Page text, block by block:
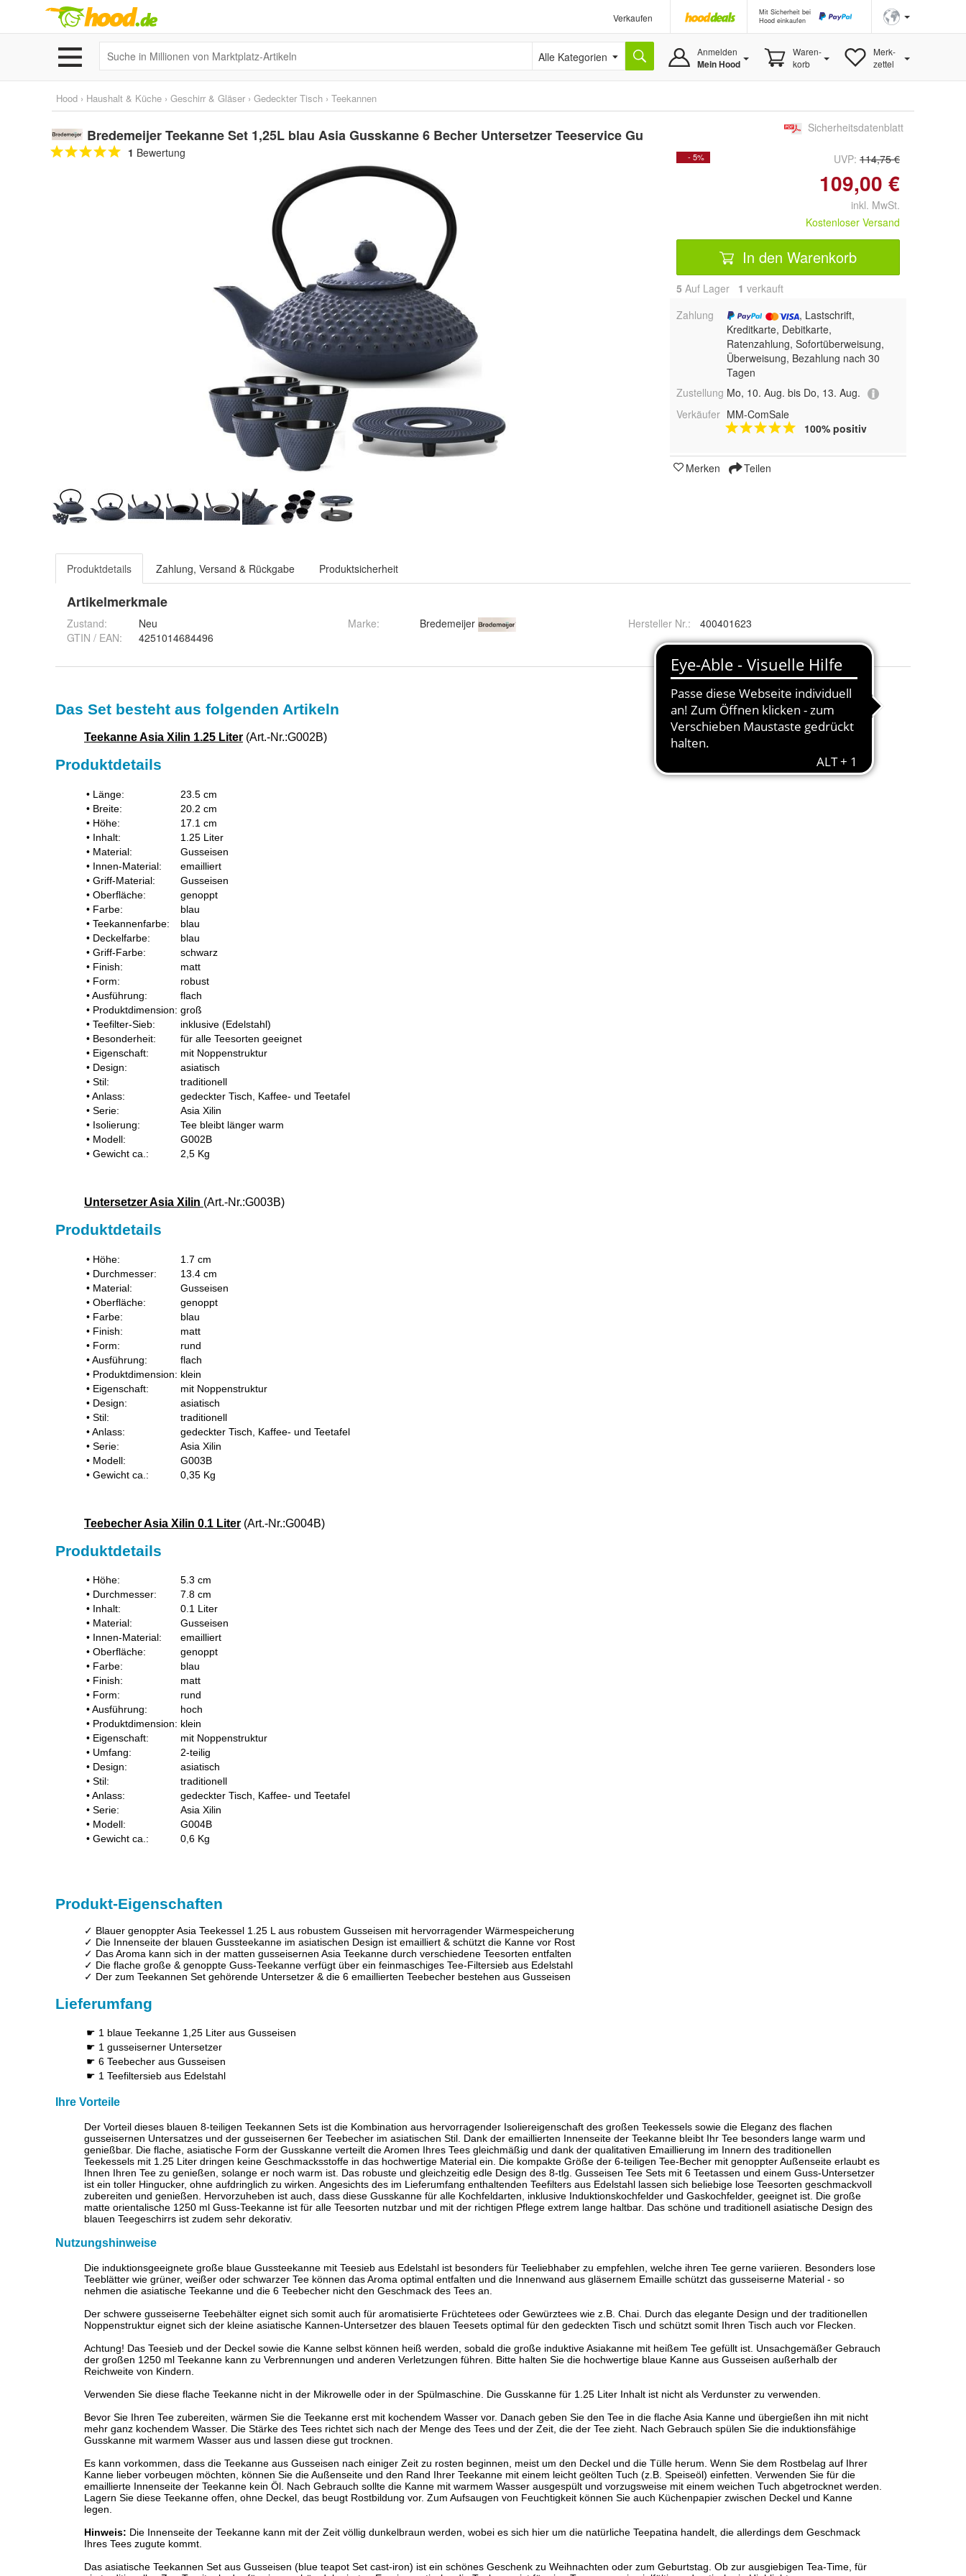
Verkaufen
Mit Sicherheit bei
Hood einkaufen
Alle Kategorien Anmelden
Mein Hood
Waren-
korb
Merk-
zettel
Hood › Haushalt & Küche › Geschirr & Gläser › Gedeckter Tisch › Teekannen
Bredemeijer Teekanne Set 1,25L blau Asia Gusskanne 6 Becher Untersetzer Teeservice Gu
1 Bewertung
Sicherheitsdatenblatt
- 5% UVP: 114,75 €
109,00 €
inkl. MwSt.
Kostenloser Versand
In den Warenkorb
5 Auf Lager 1 verkauft
Zahlung
, Lastschrift,
Kreditkarte, Debitkarte,
Ratenzahlung, Sofortüberweisung,
Überweisung, Bezahlung nach 30
Tagen
Zustellung Mo, 10. Aug. bis Do, 13. Aug.
Verkäufer MM-ComSale
100% positiv
Merken Teilen
Produktdetails Zahlung, Versand & Rückgabe Produktsicherheit
Artikelmerkmale
Zustand:
Neu
GTIN / EAN:
4251014684496
Marke: Bredemeijer Hersteller Nr.: 400401623